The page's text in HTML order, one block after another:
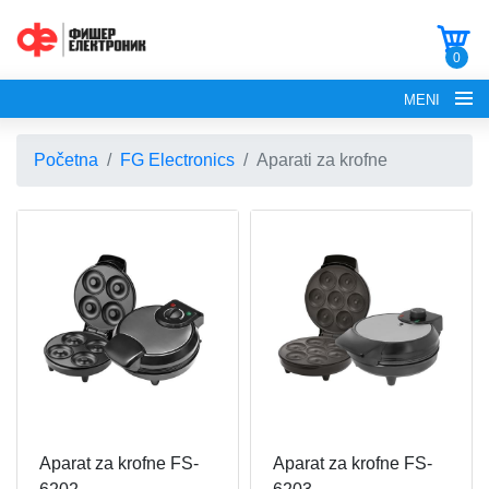
0
MENI
POČETNA
O NAMA
FG ELECTRONICS
Početna FG Electronics Aparati za krofne
Aparat za krofne FS-
Aparat za krofne FS-